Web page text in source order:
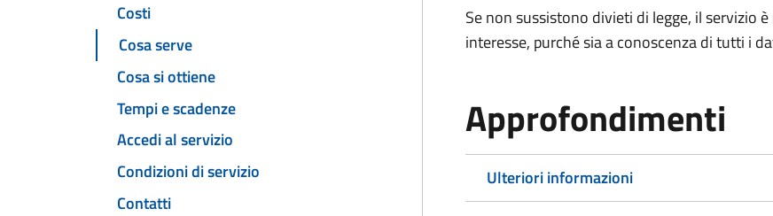
Costi
Cosa serve
Cosa si ottiene
Tempi e scadenze
Accedi al servizio
Condizioni di servizio
Contatti
Se non sussistono divieti di legge, il servizio
interesse, purché sia a conoscenza di tutti i
Approfondimenti
Ulteriori informazioni